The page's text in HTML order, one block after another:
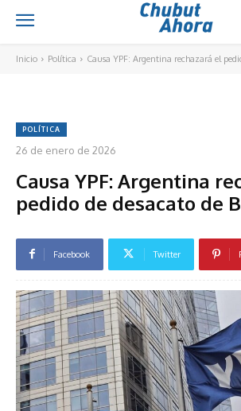
Inicio Política Causa YPF: Argentina rechazará el
POLÍTICA
26 de enero de 2026
Causa YPF: Argentina
pedido de desacato de
Facebook Twitter